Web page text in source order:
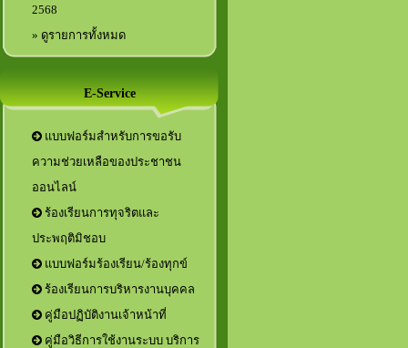
2568
» ดูรายการทั้งหมด
E-Service
แบบฟอร์มสำหรับการขอรับ
ความช่วยเหลือของประชาชน
ออนไลน์
ร้องเรียนการทุจริตและ
ประพฤติมิชอบ
แบบฟอร์มร้องเรียน/ร้องทุกข์
ร้องเรียนการบริหารงานบุคคล
คู่มือปฏิบัติงานเจ้าหน้าที่
คู่มือวิธีการใช้งานระบบ บริการ